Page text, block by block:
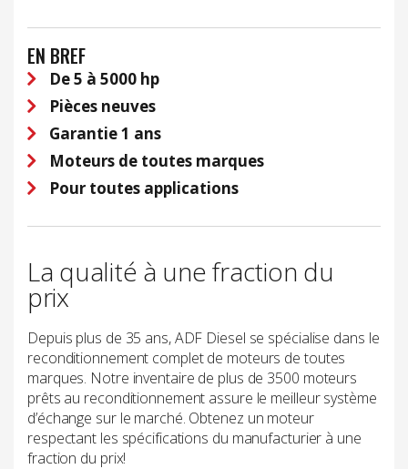
La qualité à une fraction du
prix
Depuis plus de 35 ans, ADF Diesel se spécialise dans le
reconditionnement complet de moteurs de toutes
marques. Notre inventaire de plus de 3500 moteurs
prêts au reconditionnement assure le meilleur système
d’échange sur le marché. Obtenez un moteur
respectant les spécifications du manufacturier à une
fraction du prix!
EN BREF
De 5 à 5000 hp
Pièces neuves
Garantie 1 ans
Moteurs de toutes marques
Pour toutes applications